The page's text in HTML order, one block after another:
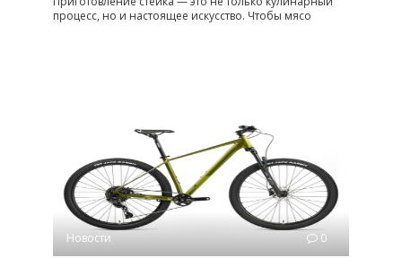
процесс, но и настоящее искусство. Чтобы мясо
Новости 0